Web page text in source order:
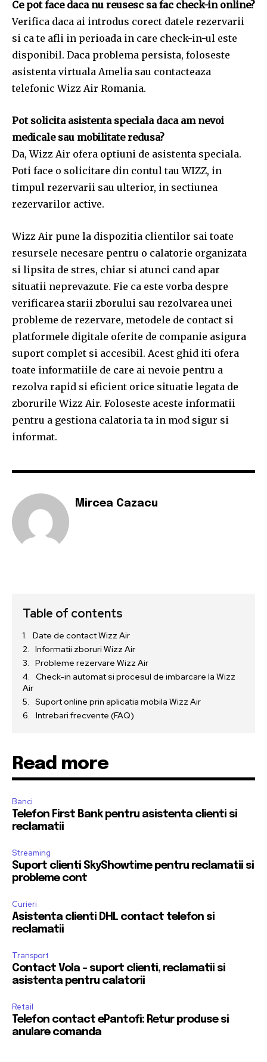
Ce pot face daca nu reusesc sa fac check-in online?
Verifica daca ai introdus corect datele rezervarii
si ca te afli in perioada in care check-in-ul este
disponibil. Daca problema persista, foloseste
asistenta virtuala Amelia sau contacteaza
telefonic Wizz Air Romania.
Pot solicita asistenta speciala daca am nevoi
medicale sau mobilitate redusa?
Da, Wizz Air ofera optiuni de asistenta speciala.
Poti face o solicitare din contul tau WIZZ, in
timpul rezervarii sau ulterior, in sectiunea
rezervarilor active.
Wizz Air pune la dispozitia clientilor sai toate
resursele necesare pentru o calatorie organizata
si lipsita de stres, chiar si atunci cand apar
situatii neprevazute. Fie ca este vorba despre
verificarea starii zborului sau rezolvarea unei
probleme de rezervare, metodele de contact si
platformele digitale oferite de companie asigura
suport complet si accesibil. Acest ghid iti ofera
toate informatiile de care ai nevoie pentru a
rezolva rapid si eficient orice situatie legata de
zborurile Wizz Air. Foloseste aceste informatii
pentru a gestiona calatoria ta in mod sigur si
informat.
Mircea Cazacu
Table of contents
Date de contact Wizz Air
Informatii zboruri Wizz Air
Probleme rezervare Wizz Air
Check-in automat si procesul de imbarcare la Wizz
Air
Suport online prin aplicatia mobila Wizz Air
Intrebari frecvente (FAQ)
Read more
Banci
Telefon First Bank pentru asistenta clienti si
reclamatii
Streaming
Suport clienti SkyShowtime pentru reclamatii si
probleme cont
Curieri
Asistenta clienti DHL contact telefon si
reclamatii
Transport
Contact Vola – suport clienti, reclamatii si
asistenta pentru calatorii
Retail
Telefon contact ePantofi: Retur produse si
anulare comanda